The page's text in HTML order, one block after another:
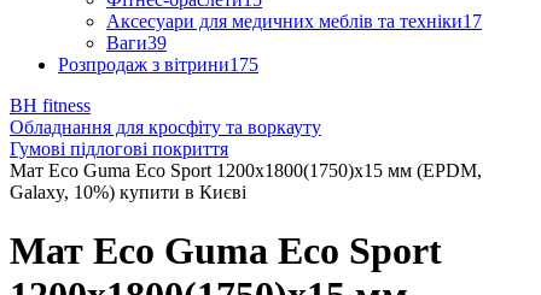
Аксесуари для медичних меблів та техніки17
Ваги39
Розпродаж з вітрини175
BH fitness
Обладнання для кросфіту та воркауту
Гумові підлогові покриття
Мат Eco Guma Eco Sport 1200х1800(1750)х15 мм (EPDM,
Galaxy, 10%) купити в Києві
Мат Eco Guma Eco Sport